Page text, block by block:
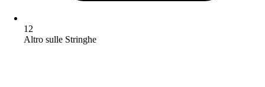
12
Altro sulle Stringhe